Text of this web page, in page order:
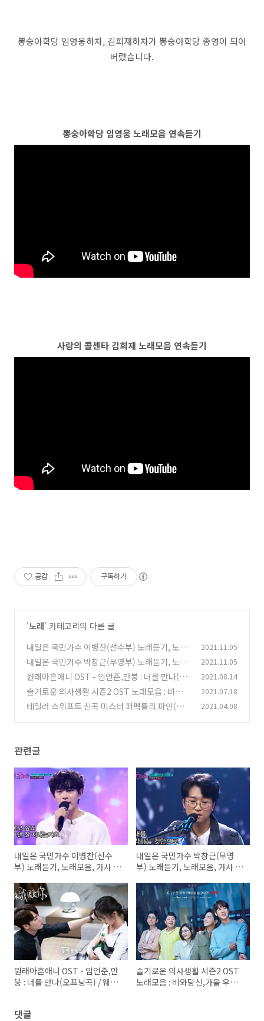
뽕숭아학당 임영웅하차, 김희재하차가 뽕숭아학당 종영이 되어
버렸습니다.
뽕숭아학당 임영웅 노래모음 연속듣기
사랑의 콜센타 김희재 노래모음 연속듣기
공감 구독하기
'노래' 카테고리의 다른 글
내일은 국민가수 이병찬(선수부) 노래듣기, 노래
모음, 가사 - 나였으면, 그대와 단둘이서, 아름다
운 이별 (0)
2021.11.05
내일은 국민가수 박창근(무명부) 노래듣기, 노래
모음, 가사 - 그날들, 알고싶어요, 미련 (0)
2021.11.05
원래아흔애니 OST - 임언준,만붕 : 너를 만나(오
프닝곡) / 웨이천 : 함락(엔딩곡)
(0)
2021.08.14
슬기로운 의사생활 시즌2 OST 노래모음 : 비와당
신,가을 우체국 앞에서,나는 너 좋아,이젠 잊기로
2021.07.18
테일러 스위프트 신곡 미스터 퍼펙틀리 파인(Mr.
2021.04.08
관련글
내일은 국민가수 이병찬(선수
부) 노래듣기, 노래모음, 가사 -
름다운 이별
내일은 국민가수 박창근(무명
부) 노래듣기, 노래모음, 가사 -
원래아흔애니 OST - 임언준,만
붕 : 너를 만나(오프닝곡) / 웨이
슬기로운 의사생활 시즌2 OST
노래모음 : 비와당신,가을 우체
댓글